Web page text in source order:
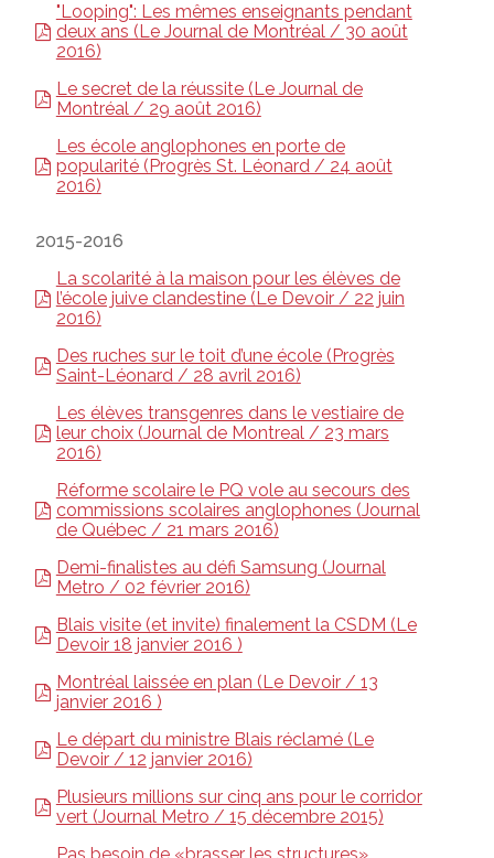
"Looping": Les mêmes enseignants pendant
deux ans (Le Journal de Montréal / 30 août
2016)
Le secret de la réussite (Le Journal de
Montréal / 29 août 2016)
Les école anglophones en porte de
popularité (Progrès St. Léonard / 24 août
2016)
2015-2016
La scolarité à la maison pour les élèves de
l’école juive clandestine (Le Devoir / 22 juin
2016)
Des ruches sur le toit d’une école (Progrès
Saint-Léonard / 28 avril 2016)
Les élèves transgenres dans le vestiaire de
leur choix (Journal de Montreal / 23 mars
2016)
Réforme scolaire le PQ vole au secours des
commissions scolaires anglophones (Journal
de Québec / 21 mars 2016)
Demi-finalistes au défi Samsung (Journal
Metro / 02 février 2016)
Blais visite (et invite) finalement la CSDM (Le
Devoir 18 janvier 2016 )
Montréal laissée en plan (Le Devoir / 13
janvier 2016 )
Le départ du ministre Blais réclamé (Le
Devoir / 12 janvier 2016)
Plusieurs millions sur cinq ans pour le corridor
vert (Journal Metro / 15 décembre 2015)